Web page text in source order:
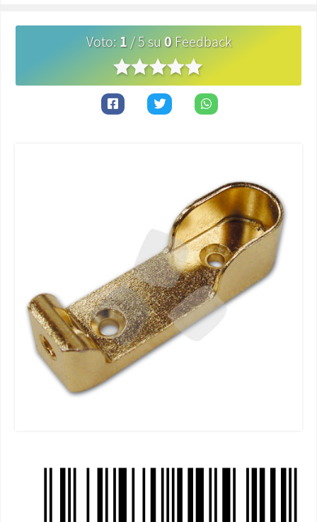
Voto: 1/5su 0Feedback